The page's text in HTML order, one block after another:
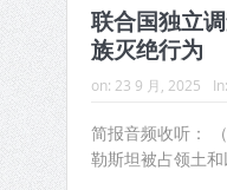
联合国独立
族灭绝行为
on: 23 9 月, 2025 In:
简报音频收听：
勒斯坦被占领土